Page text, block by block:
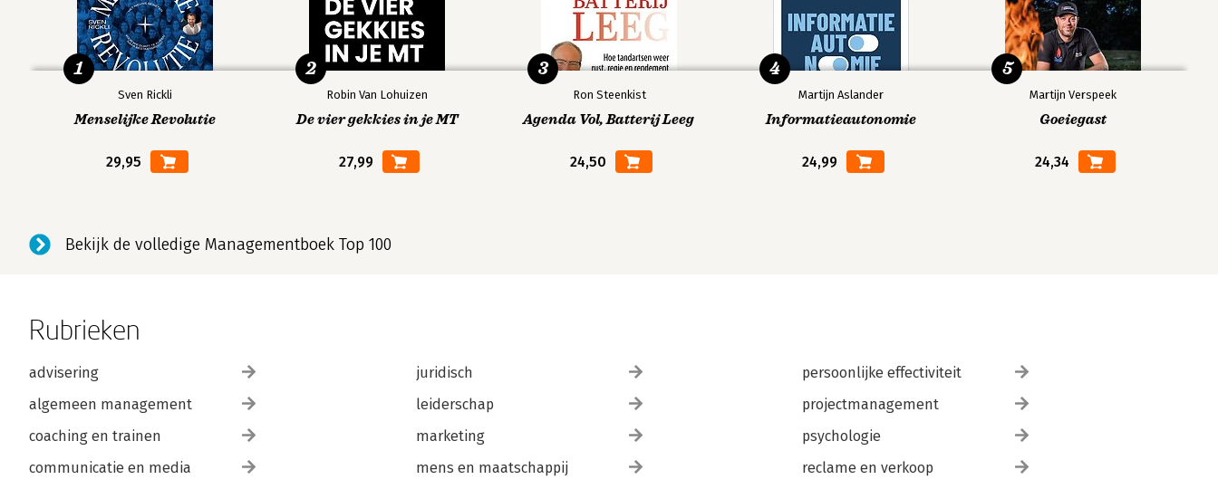
Sven Rickli
Menselijke Revolutie
29,95
1
Robin Van Lohuizen
De vier gekkies in je MT
27,99
2
Ron Steenkist
Agenda Vol, Batterij Leeg
24,50
3
Martijn Aslander
Informatieautonomie
24,99
4
Martijn Verspeek
Goeiegast
24,34
5
Bekijk de volledige Managementboek Top 100
Rubrieken
advisering
algemeen management
coaching en trainen
communicatie en media
juridisch
leiderschap
marketing
mens en maatschappij
persoonlijke effectiviteit
projectmanagement
psychologie
reclame en verkoop